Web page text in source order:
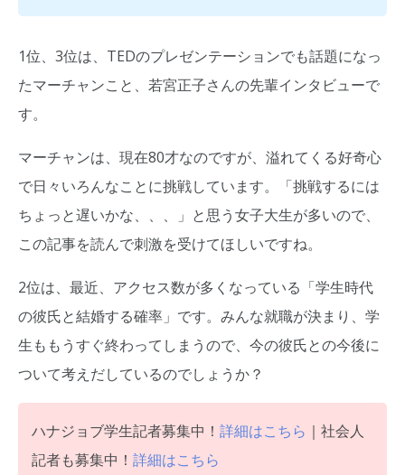
1位、3位は、TEDのプレゼンテーションでも話題になっ
たマーチャンこと、若宮正子さんの先輩インタビューで
す。
マーチャンは、現在80才なのですが、溢れてくる好奇心
で日々いろんなことに挑戦しています。「挑戦するには
ちょっと遅いかな、、、」と思う女子大生が多いので、
この記事を読んで刺激を受けてほしいですね。
2位は、最近、アクセス数が多くなっている「学生時代
の彼氏と結婚する確率」です。みんな就職が決まり、学
生ももうすぐ終わってしまうので、今の彼氏との今後に
ついて考えだしているのでしょうか？
ハナジョブ学生記者募集中！ 詳細はこちら ｜社会人
記者も募集中！ 詳細はこちら